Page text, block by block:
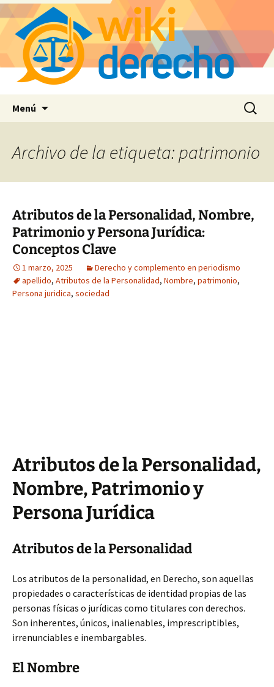
Menú Buscar:
Archivo de la etiqueta: patrimonio
Atributos de la Personalidad, Nombre,
Patrimonio y Persona Jurídica:
Conceptos Clave
1 marzo, 2025
Derecho y complemento en periodismo
apellido, Atributos de la Personalidad, Nombre, patrimonio,
Persona juridica, sociedad
Atributos de la Personalidad,
Nombre, Patrimonio y
Persona Jurídica
Atributos de la Personalidad
Los atributos de la personalidad, en Derecho, son aquellas
propiedades o características de identidad propias de las
personas físicas o jurídicas como titulares con derechos.
Son inherentes, únicos, inalienables, imprescriptibles,
irrenunciables e inembargables.
El Nombre